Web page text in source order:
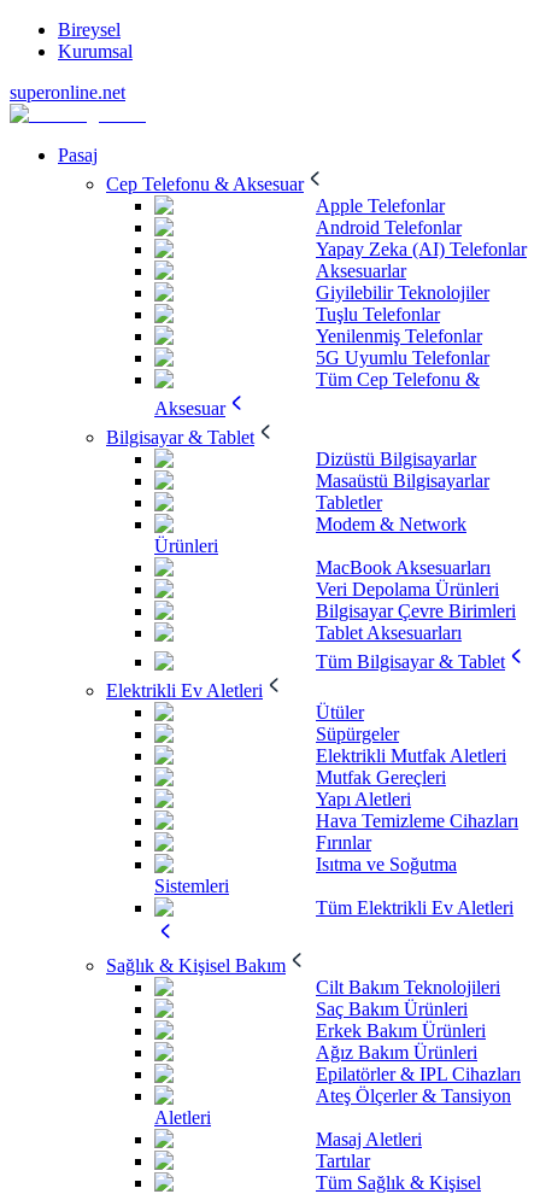
Bireysel
Kurumsal
superonline.net
Pasaj
Cep Telefonu & Aksesuar
Apple Telefonlar
Android Telefonlar
Yapay Zeka (AI) Telefonlar
Aksesuarlar
Giyilebilir Teknolojiler
Tuşlu Telefonlar
Yenilenmiş Telefonlar
5G Uyumlu Telefonlar
Tüm Cep Telefonu &
Aksesuar
Bilgisayar & Tablet
Dizüstü Bilgisayarlar
Masaüstü Bilgisayarlar
Tabletler
Modem & Network
Ürünleri
MacBook Aksesuarları
Veri Depolama Ürünleri
Bilgisayar Çevre Birimleri
Tablet Aksesuarları
Tüm Bilgisayar & Tablet
Elektrikli Ev Aletleri
Ütüler
Süpürgeler
Elektrikli Mutfak Aletleri
Mutfak Gereçleri
Yapı Aletleri
Hava Temizleme Cihazları
Fırınlar
Isıtma ve Soğutma
Sistemleri
Tüm Elektrikli Ev Aletleri
Sağlık & Kişisel Bakım
Cilt Bakım Teknolojileri
Saç Bakım Ürünleri
Erkek Bakım Ürünleri
Ağız Bakım Ürünleri
Epilatörler & IPL Cihazları
Ateş Ölçerler & Tansiyon
Aletleri
Masaj Aletleri
Tartılar
Tüm Sağlık & Kişisel